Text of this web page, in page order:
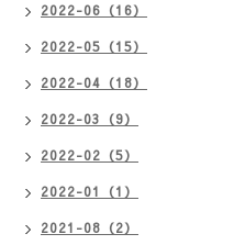
2022-06（16）
2022-05（15）
2022-04（18）
2022-03（9）
2022-02（5）
2022-01（1）
2021-08（2）